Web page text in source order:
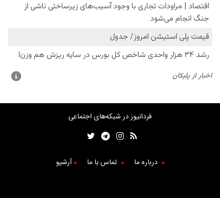
فردانیوز در شبکه‌های اجتماعی
درباره ما تماس با ما آرشیو